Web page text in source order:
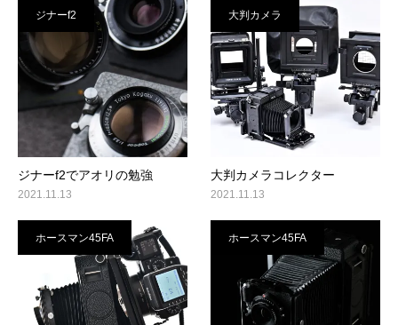
ジナーf2
ジナーf2でアオリの勉強
2021.11.13
大判カメラ
大判カメラコレクター
2021.11.13
ホースマン45FA ホースマン45FA